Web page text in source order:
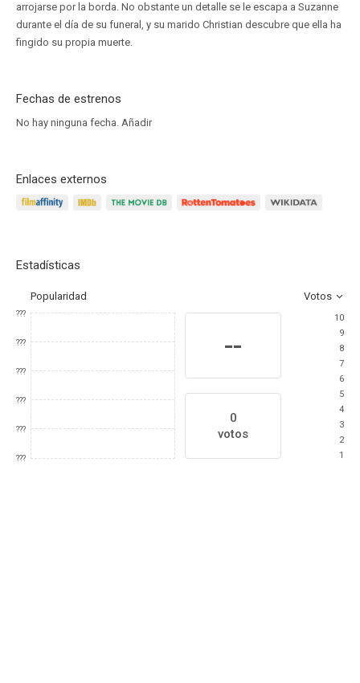
arrojarse por la borda. No obstante un detalle se le escapa a Suzanne
durante el día de su funeral, y su marido Christian descubre que ella ha
fingido su propia muerte.
Fechas de estrenos
No hay ninguna fecha. Añadir
Enlaces externos
Estadísticas
Popularidad Votos
???
???
???
???
???
???
--
0
votos
10
9
8
7
6
5
4
3
2
1